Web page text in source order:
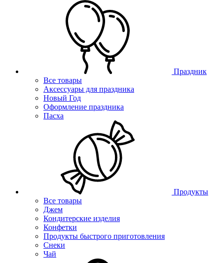
Праздник
Все товары
Аксессуары для праздника
Новый Год
Оформление праздника
Пасха
Продукты
Все товары
Джем
Кондитерские изделия
Конфетки
Продукты быстрого приготовления
Снеки
Чай